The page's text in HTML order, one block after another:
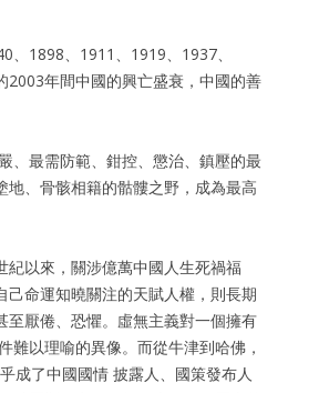
、1898、1911、1919、1937、
年間中國的興亡盛衰，中國的善
、最需防範、鉗控、懲治、鎮壓的最
、骨骸相籍的骷髏之野，成為最高
以來，關涉億萬中國人生死禍福
己命運知曉關注的天賦人權，則長期
厭倦、恐懼。虛無主義對一個擁有
以理喻的異像。而從牛津到哈佛，
成了中國國情 披露人、國策發布人